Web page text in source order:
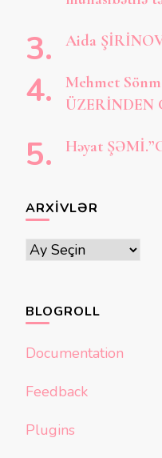
Aida
Mehmet
ÜZERİNDEN
Həyat
ARXIVLƏR
Arxivlər
BLOGROLL
Documentation
Feedback
Plugins